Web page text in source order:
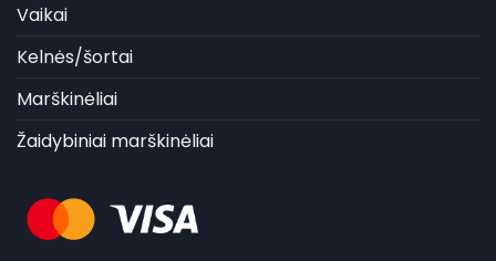
Vaikai
Kelnės/šortai
Marškinėliai
Žaidybiniai marškinėliai